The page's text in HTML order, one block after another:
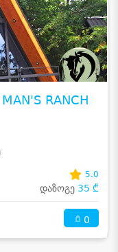
RANCH
5.0
დაზოგე 35 ₾
0